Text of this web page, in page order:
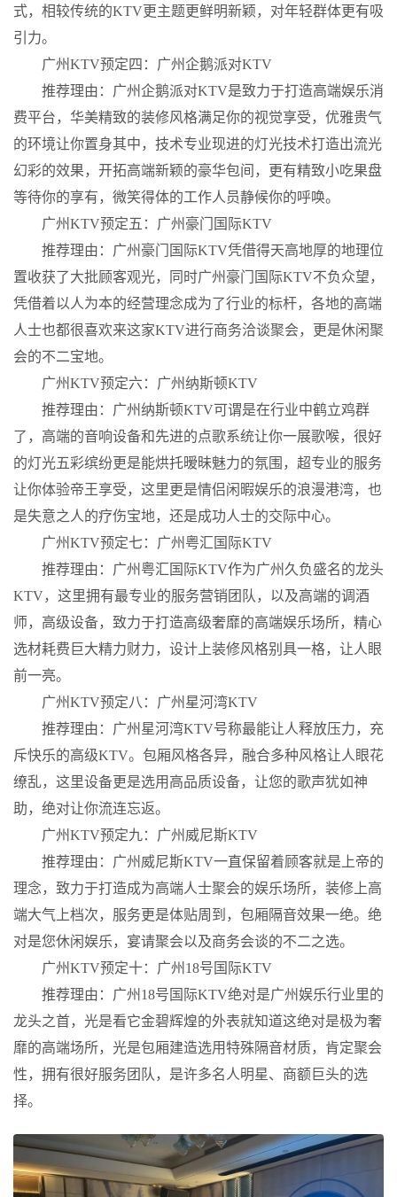
式，相较传统的KTV更主题更鲜明新颖，对年轻群体更有吸
引力。
广州KTV预定四：广州企鹅派对KTV
推荐理由：广州企鹅派对KTV是致力于打造高端娱乐消
费平台，华美精致的装修风格满足你的视觉享受，优雅贵气
的环境让你置身其中，技术专业现进的灯光技术打造出流光
幻彩的效果，开拓高端新颖的豪华包间，更有精致小吃果盘
等待你的享有，微笑得体的工作人员静候你的呼唤。
广州KTV预定五：广州豪门国际KTV
推荐理由：广州豪门国际KTV凭借得天高地厚的地理位
置收获了大批顾客观光，同时广州豪门国际KTV不负众望，
凭借着以人为本的经营理念成为了行业的标杆，各地的高端
人士也都很喜欢来这家KTV进行商务洽谈聚会，更是休闲聚
会的不二宝地。
广州KTV预定六：广州纳斯顿KTV
推荐理由：广州纳斯顿KTV可谓是在行业中鹤立鸡群
了，高端的音响设备和先进的点歌系统让你一展歌喉，很好
的灯光五彩缤纷更是能烘托暧昧魅力的氛围，超专业的服务
让你体验帝王享受，这里更是情侣闲暇娱乐的浪漫港湾，也
是失意之人的疗伤宝地，还是成功人士的交际中心。
广州KTV预定七：广州粤汇国际KTV
推荐理由：广州粤汇国际KTV作为广州久负盛名的龙头
KTV，这里拥有最专业的服务营销团队，以及高端的调酒
师，高级设备，致力于打造高级奢靡的高端娱乐场所，精心
选材耗费巨大精力财力，设计上装修风格别具一格，让人眼
前一亮。
广州KTV预定八：广州星河湾KTV
推荐理由：广州星河湾KTV号称最能让人释放压力，充
斥快乐的高级KTV。包厢风格各异，融合多种风格让人眼花
缭乱，这里设备更是选用高品质设备，让您的歌声犹如神
助，绝对让你流连忘返。
广州KTV预定九：广州威尼斯KTV
推荐理由：广州威尼斯KTV一直保留着顾客就是上帝的
理念，致力于打造成为高端人士聚会的娱乐场所，装修上高
端大气上档次，服务更是体贴周到，包厢隔音效果一绝。绝
对是您休闲娱乐，宴请聚会以及商务会谈的不二之选。
广州KTV预定十：广州18号国际KTV
推荐理由：广州18号国际KTV绝对是广州娱乐行业里的
龙头之首，光是看它金碧辉煌的外表就知道这绝对是极为奢
靡的高端场所，光是包厢建造选用特殊隔音材质，肯定聚会
性，拥有很好服务团队，是许多名人明星、商额巨头的选
择。